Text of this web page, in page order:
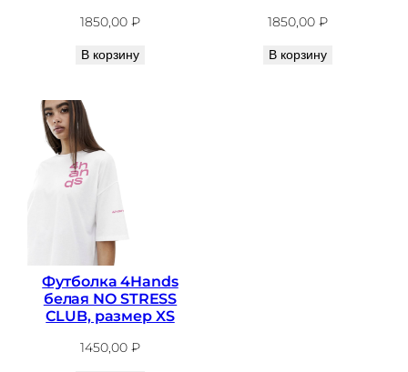
1850,00 ₽
В корзину
1850,00 ₽
В корзину
Футболка 4Hands
белая NO STRESS
CLUB, размер XS
1450,00 ₽